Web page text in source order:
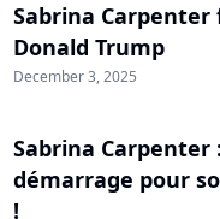
Sabrina Carpenter
Donald Trump
December 3, 2025
Sabrina Carpenter
démarrage pour
!